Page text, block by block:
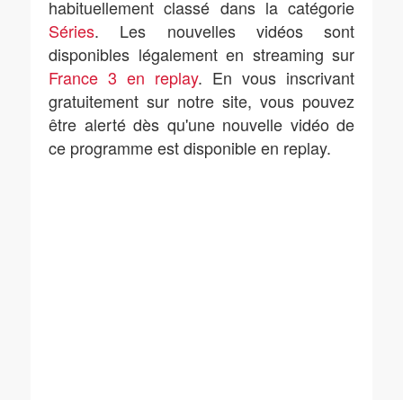
habituellement classé dans la catégorie
Séries. Les nouvelles vidéos sont
disponibles légalement en streaming sur
France 3 en replay. En vous inscrivant
gratuitement sur notre site, vous pouvez
être alerté dès qu'une nouvelle vidéo de
ce programme est disponible en replay.